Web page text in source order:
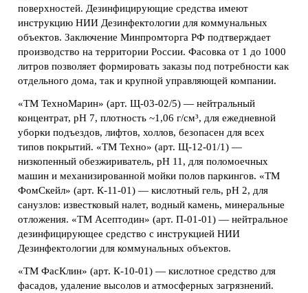
поверхностей. Дезинфицирующие средства имеют
инструкцию НИИ Дезинфектологии для коммунальных
объектов. Заключение Минпромторга РФ подтверждает
производство на территории России. Фасовка от 1 до 1000
литров позволяет формировать заказы под потребности как
отдельного дома, так и крупной управляющей компании.
«ТМ ТехноМарин» (арт. Щ-03-02/5) — нейтральный
концентрат, pH 7, плотность ~1,06 г/см³, для ежедневной
уборки подъездов, лифтов, холлов, безопасен для всех
типов покрытий. «ТМ Техно» (арт. Щ-12-01/1) —
низкопенный обезжириватель, pH 11, для поломоечных
машин и механизированной мойки полов паркингов. «ТМ
ФомСкейл» (арт. К-11-01) — кислотный гель, pH 2, для
санузлов: известковый налет, водный камень, минеральные
отложения. «ТМ Асептодин» (арт. П-01-01) — нейтральное
дезинфицирующее средство с инструкцией НИИ
Дезинфектологии для коммунальных объектов.
«ТМ ФасКлин» (арт. К-10-01) — кислотное средство для
фасадов, удаление высолов и атмосферных загрязнений.